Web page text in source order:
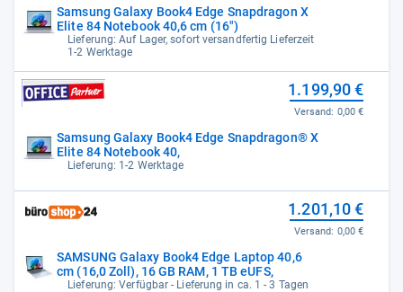
Samsung Galaxy Book4 Edge Snapdragon X
Elite 84 Notebook 40,6 cm (16")
Lieferung: Auf Lager, sofort versandfertig Lieferzeit
1-2 Werktage
Samsung Galaxy Book4 Edge Snapdragon® X
Elite 84 Notebook 40,
Lieferung: 1-2 Werktage
1.199,90 €
Versand: 0,00 €
SAMSUNG Galaxy Book4 Edge Laptop 40,6
cm (16,0 Zoll), 16 GB RAM, 1 TB eUFS,
Lieferung: Verfügbar - Lieferung in ca. 1 - 3 Tagen
1.201,10 €
Versand: 0,00 €